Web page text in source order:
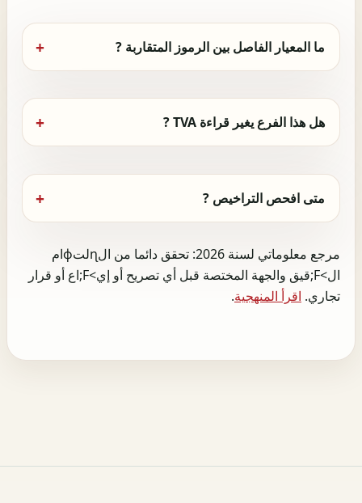
ما المعيار الفاصل بين الرموز المتقاربة ?
هل هذا الفرع يغير قراءة TVA ?
متى افحص التراخيص ?
مرجع معلوماتي لسنة 2026: تحقق دائما من الɳلتɸام
ال>F;قيق والجهة المختصة قبل أي تصريح أو إي>F;اع أو قرار
تجاري. اقرأ المنهجية.